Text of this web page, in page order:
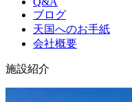
ブログ
天国へのお手紙
会社概要
施設紹介